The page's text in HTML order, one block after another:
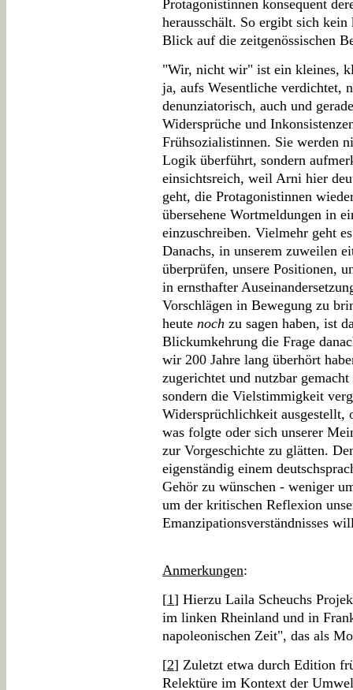
Protagonistinnen konsequent
herausschält. So ergibt sich
Blick auf die zeitgenössischen
"Wir, nicht wir" ist ein kleines,
ja, aufs Wesentliche verdichtet,
denunziatorisch, auch und
Widersprüche und
Frühsozialistinnen. Sie werden
Logik überführt, sondern
einsichtsreich, weil Arni hier
geht, die Protagonistinnen
übersehene Wortmeldungen in
einzuschreiben. Vielmehr geht
Danachs, in unserem zuweilen
überprüfen, unsere Positionen,
in ernsthafter
Vorschlägen in Bewegung zu
heute noch zu sagen haben, ist
Blickumkehrung die Frage
wir 200 Jahre lang überhört
zugerichtet und nutzbar
sondern die Vielstimmigkeit
Widersprüchlichkeit ausgestellt,
was folgte oder sich unserer
zur Vorgeschichte zu glätten.
eigenständig einem
Gehör zu wünschen - weniger
um der kritischen Reflexion
Emanzipationsverständnisses
Anmerkungen:
[1] Hierzu Laila Scheuchs
im linken Rheinland und in
napoleonischen Zeit", das als
[2] Zuletzt etwa durch Edition
Relektüre im Kontext der